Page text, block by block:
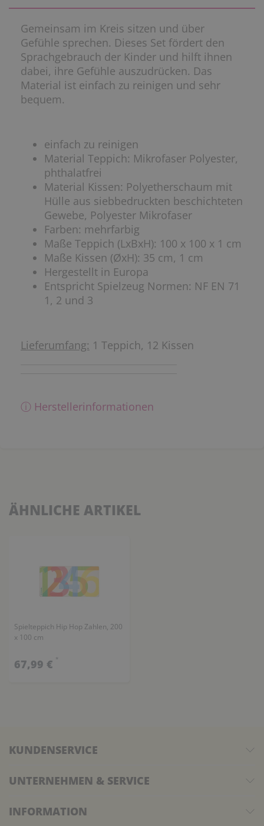
Gemeinsam im Kreis sitzen und über
Gefühle sprechen. Dieses Set fördert den
Sprachgebrauch der Kinder und hilft ihnen
dabei, ihre Gefühle auszudrücken. Das
Material ist einfach zu reinigen und sehr
bequem.
einfach zu reinigen
Material Teppich: Mikrofaser Polyester,
phthalatfrei
Material Kissen: Polyetherschaum mit
Hülle aus siebbedruckten beschichteten
Gewebe, Polyester Mikrofaser
Farben: mehrfarbig
Maße Teppich (LxBxH): 100 x 100 x 1 cm
Maße Kissen (ØxH): 35 cm, 1 cm
Hergestellt in Europa
Entspricht Spielzeug Normen: NF EN 71
1, 2 und 3
Lieferumfang: 1 Teppich, 12 Kissen
ⓘ Herstellerinformationen
ÄHNLICHE ARTIKEL
Spielteppich Hip Hop Zahlen, 200
x 100 cm
67,99 € *
KUNDENSERVICE
UNTERNEHMEN & SERVICE
INFORMATION